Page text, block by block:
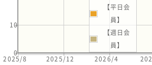
2025/8 2025/12 2026/4
0
10
【平日会
員】
【週日会
員】